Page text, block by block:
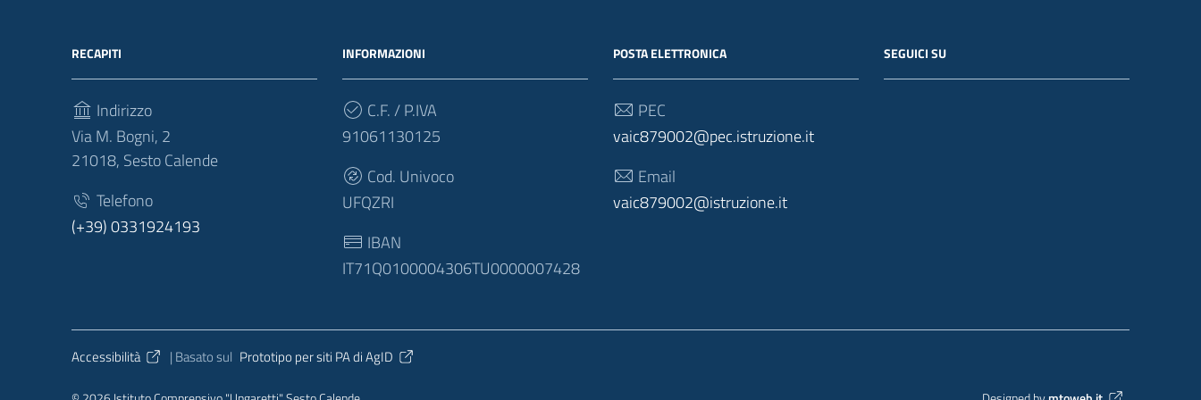
RECAPITI
Indirizzo
Via M. Bogni, 2
21018, Sesto Calende
Telefono
(+39) 0331924193
INFORMAZIONI
C.F. / P.IVA
91061130125
Cod. Univoco
UFQZRI
IBAN
IT71Q0100004306TU0000007428
POSTA ELETTRONICA
PEC
vaic879002@pec.istruzione.it
Email
vaic879002@istruzione.it
SEGUICI SU
Sezione Link Utili
Accessibilità | Basato sul Prototipo per siti PA di AgID